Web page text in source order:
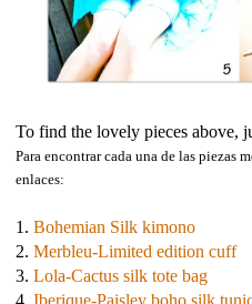
To find the lovely pieces above,
Para encontrar cada una de las piezas
enlaces:
1. Bohemian Silk kimono
2. Merbleu-Limited edition cuff
3. Lola-Cactus silk tote bag
4. Iberique-Paisley boho silk